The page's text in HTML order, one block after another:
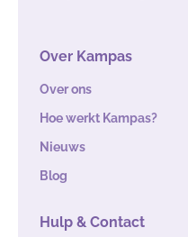
Over Kampas
Over ons
Hoe werkt Kampas?
Nieuws
Blog
Hulp & Contact